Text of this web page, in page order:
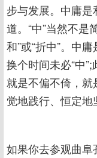
步与发展。中庸
道。“中”当然不是
和”或“折中”。中
换个时间未必“中”;
就是不偏不倚，就
觉地践行、恒定地
如果你去参观曲阜